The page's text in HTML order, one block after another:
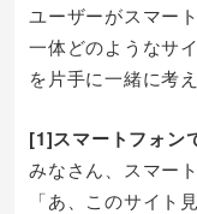
ユーザーがスマー
一体どのようなサ
を片手に一緒に考
[1]スマートフォン
みなさん、スマー
「あ、このサイト